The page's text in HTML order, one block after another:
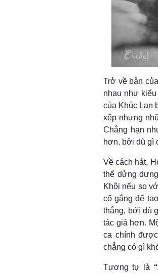
Trở về bản
nhau như
của Khúc Lan
xếp nhưng
Chẳng hạn
hơn, bởi dù gì
Về cách hát,
thể dửng
Khôi nếu so
cố gắng để
thắng, bởi dù
tác giả hơn.
ca chính
chẳng có gì
Tương tự là